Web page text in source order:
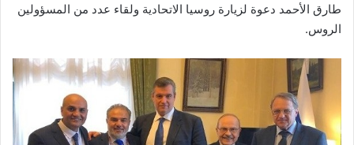
طارق الأحمد دعوة لزيارة روسيا الاتحادية ولقاء عدد من المسؤولين
الروس.